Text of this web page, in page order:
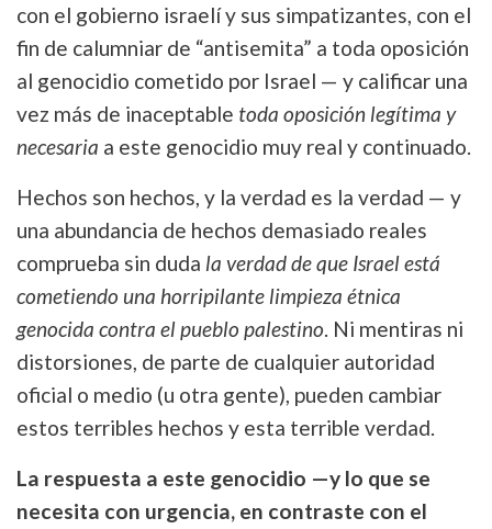
con el gobierno israelí y sus simpatizantes, con el
fin de calumniar de “antisemita” a toda oposición
al genocidio cometido por Israel — y calificar una
vez más de inaceptable toda oposición legítima y
necesaria a este genocidio muy real y continuado.
Hechos son hechos, y la verdad es la verdad — y
una abundancia de hechos demasiado reales
comprueba sin duda la verdad de que Israel está
cometiendo una horripilante limpieza étnica
genocida contra el pueblo palestino. Ni mentiras ni
distorsiones, de parte de cualquier autoridad
oficial o medio (u otra gente), pueden cambiar
estos terribles hechos y esta terrible verdad.
La respuesta a este genocidio —y lo que se
necesita con urgencia, en contraste con el